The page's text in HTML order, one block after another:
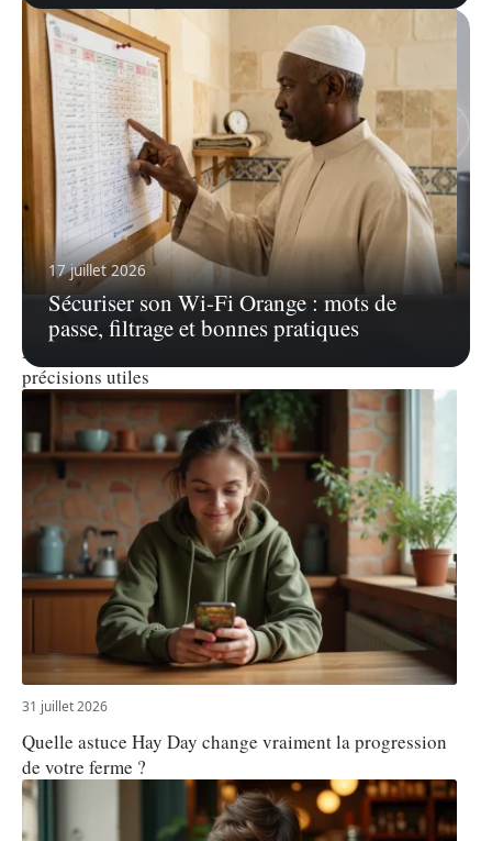
17 juillet 2026
Sécuriser son Wi-Fi Orange : mots de
passe, filtrage et bonnes pratiques
4 août 2026
Horaire prière Mantes la Jolie : marges de sécurité et
précisions utiles
31 juillet 2026
Quelle astuce Hay Day change vraiment la progression
de votre ferme ?